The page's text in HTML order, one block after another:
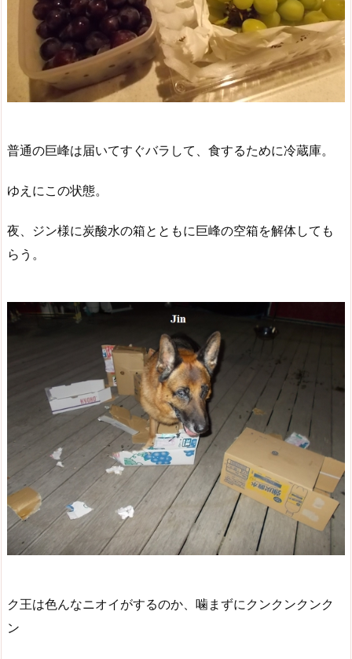
普通の巨峰は届いてすぐバラして、食するために冷蔵庫。
ゆえにこの状態。
夜、ジン様に炭酸水の箱とともに巨峰の空箱を解体しても
らう。
ク王は色んなニオイがするのか、噛まずにクンクンクンク
ン